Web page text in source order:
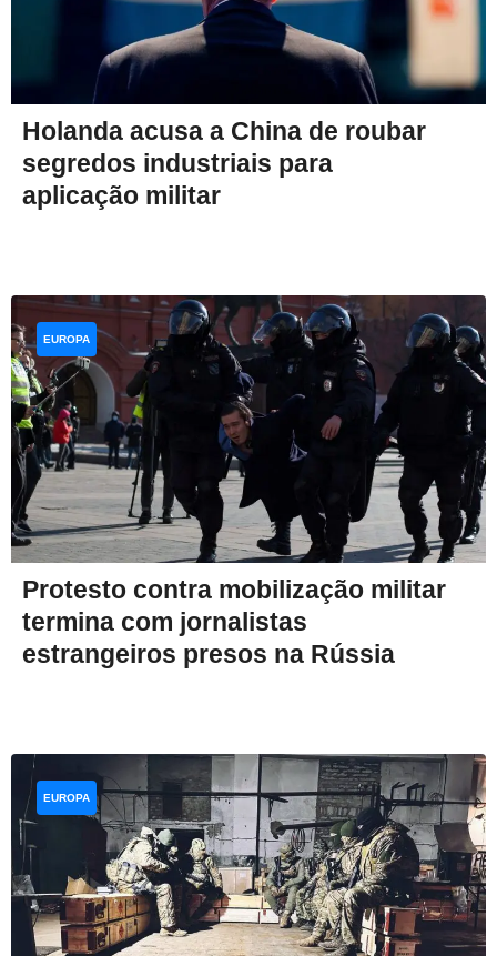
Holanda acusa a China de roubar
segredos industriais para
aplicação militar
Protesto contra mobilização militar
termina com jornalistas
estrangeiros presos na Rússia
EUROPA
EUROPA